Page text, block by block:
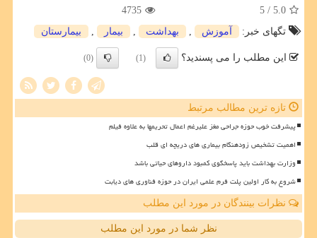
5.0
/ 5
4735
تگهای خبر:
آموزش بهداشت بیمار بیمارستان
این مطلب را می پسندید؟ (1)
(0)
تازه ترین مطالب مرتبط
پیشرفت خوب حوزه جراحی مغز علیرغم اعمال تحریمها به علاوه فیلم
اهمیت تشخیص زودهنگام بیماری های دریچه ای قلب
وزارت بهداشت باید پاسخگوی کمبود داروهای حیاتی باشد
شروع به کار اولین پلت فرم علمی ایران در حوزه فناوری های دیابت
نظرات بینندگان در مورد این مطلب
نظر شما در مورد این مطلب